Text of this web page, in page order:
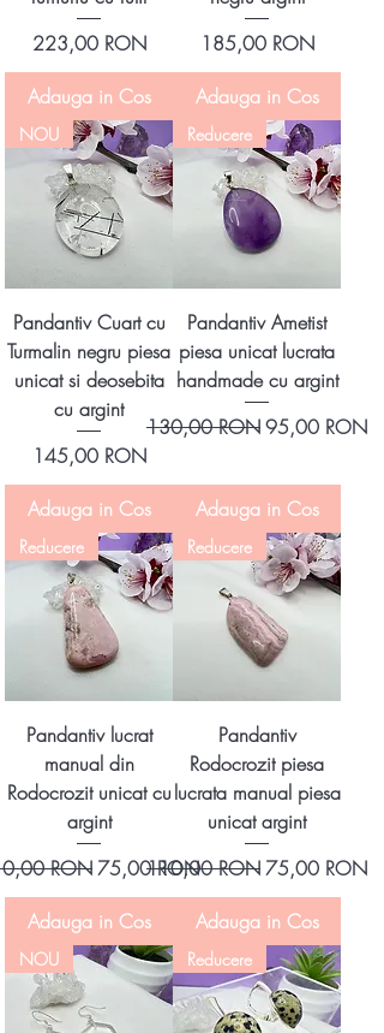
Preț
223,00 RON
Adauga in Cos
Preț
185,00 RON
Adauga in Cos
NOU
Pandantiv Cuart cu
Turmalin negru piesa
unicat si deosebita
cu argint
Preț
145,00 RON
Adauga in Cos
Reducere
Pandantiv Ametist
piesa unicat lucrata
handmade cu argint
Preț normal
130,00 RONPreț redus
95,00 RON
Adauga in Cos
Reducere
Pandantiv lucrat
manual din
Rodocrozit unicat cu
argint
normalRON Preț redus
75,00 RON
Adauga in Cos
Reducere
Pandantiv
Rodocrozit piesa
lucrata manual piesa
unicat argint
Preț normal
110,00 RON Preț redus
75,00 RON
Adauga in Cos
NOU Reducere